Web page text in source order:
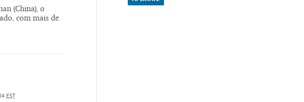
(China), o
com mais de
EST